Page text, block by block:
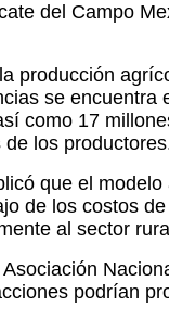
del Campo
producción
se
como 17
los
que el
de los costos
al sector
podrían